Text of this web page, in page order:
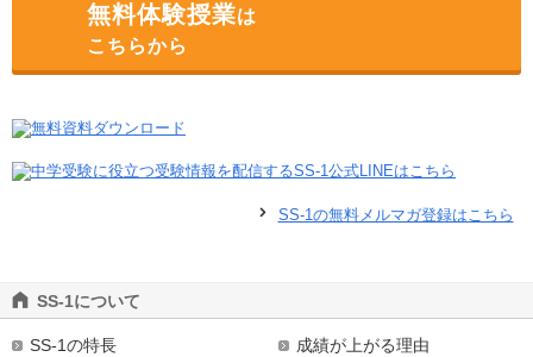
無料体験授業は
こちらから
SS-1の無料メルマガ登録はこちら
SS-1について
SS-1の特長 成績が上がる理由